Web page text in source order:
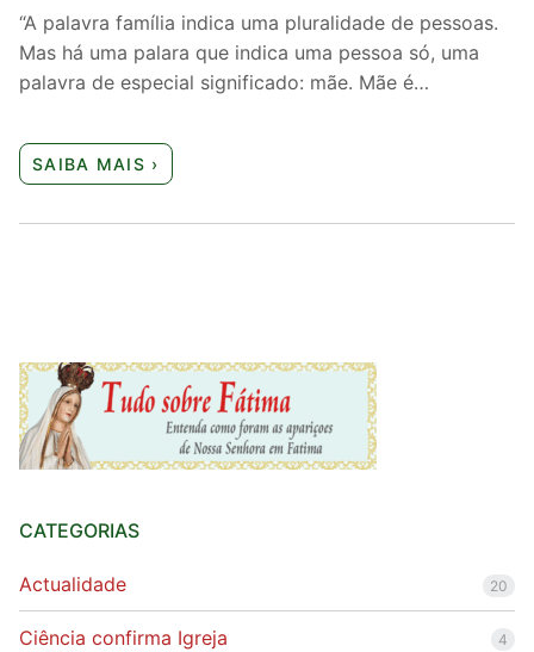
“A palavra família indica uma pluralidade de pessoas.
Mas há uma palara que indica uma pessoa só, uma
palavra de especial significado: mãe. Mãe é…
SAIBA MAIS ›
CATEGORIAS
Actualidade 20
Ciência confirma Igreja 4